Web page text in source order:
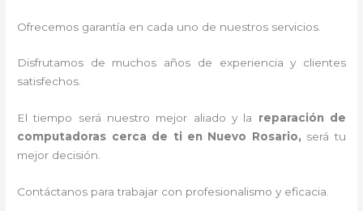
Ofrecemos garantía en cada uno de nuestros servicios.
Disfrutamos de muchos años de experiencia y clientes
satisfechos.
El tiempo será nuestro mejor aliado y la reparación de
computadoras cerca de ti en Nuevo Rosario, será tu
mejor decisión.
Contáctanos para trabajar con profesionalismo y eficacia.